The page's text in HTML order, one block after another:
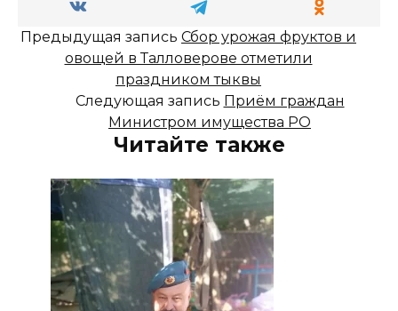
Предыдущая запись Сбор урожая фруктов и
овощей в Талловерове отметили
праздником тыквы
Следующая запись Приём граждан
Министром имущества РО
Читайте также